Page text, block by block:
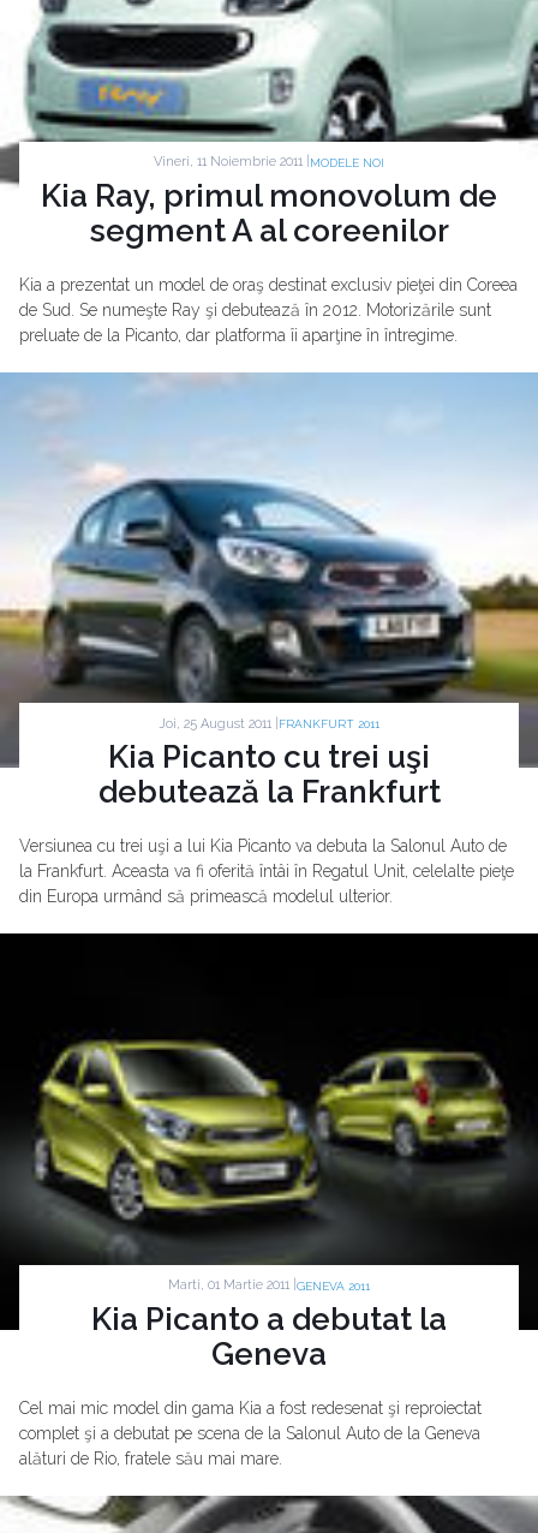
Vineri, 11 Noiembrie 2011 | MODELE NOI
Kia Ray, primul monovolum de
segment A al coreenilor
Kia a prezentat un model de oraş destinat exclusiv pieţei din Coreea
de Sud. Se numeşte Ray şi debutează în 2012. Motorizările sunt
preluate de la Picanto, dar platforma îi aparţine în întregime.
Joi, 25 August 2011 | FRANKFURT 2011
Kia Picanto cu trei uşi
debutează la Frankfurt
Versiunea cu trei uşi a lui Kia Picanto va debuta la Salonul Auto de
la Frankfurt. Aceasta va fi oferită întâi în Regatul Unit, celelalte pieţe
din Europa urmând să primească modelul ulterior.
Marti, 01 Martie 2011 | GENEVA 2011
Kia Picanto a debutat la
Geneva
Cel mai mic model din gama Kia a fost redesenat şi reproiectat
complet şi a debutat pe scena de la Salonul Auto de la Geneva
alături de Rio, fratele său mai mare.